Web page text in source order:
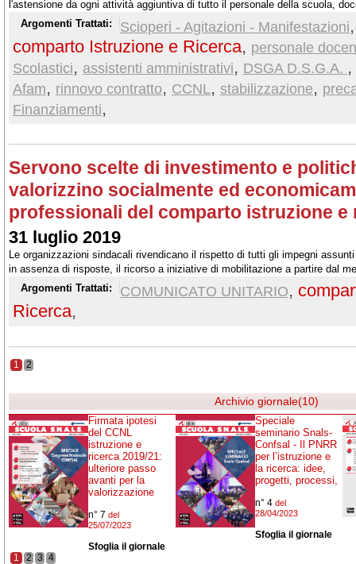
l'astensione da ogni attività aggiuntiva di tutto il personale della scuola,
consegna ai dirigenti scolastici della rinuncia all'incarico superiore da
facenti funzioni di DSGA), del personale delle università, degli Enti di
Argomenti Trattati: Scioperi - Agitazioni - Manifestazioni
comparto Istruzione e Ricerca, personale
Scolastici, assistenti amministrativi, DSGA D.S.G.A. ,
Afam, rinnovo contratto, CCNL, stabilizzazione,
Finanziamenti,
Servono scelte di investimento e
valorizzino socialmente ed
professionali del comparto istruzione e
31 luglio 2019
Le organizzazioni sindacali rivendicano il rispetto di tutti gli impegni
in assenza di risposte, il ricorso a iniziative di mobilitazione a partire dal
unitario
Argomenti Trattati: COMUNICATO UNITARIO,
Ricerca,
1 2
Archivio giornale(10)
Firmata ipotesi
del CCNL
istruzione e
ricerca 2019/21:
ulteriore passo
avanti per la
valorizzazione
n° 7 del
25/07/2023
Sfoglia il giornale
Speciale
seminario Snals-
Confsal - Il PNRR
per l’istruzione e
la ricerca: idee,
progetti, processi,
n° 4 del
28/04/2023
Sfoglia il giornale
1 2 3 4